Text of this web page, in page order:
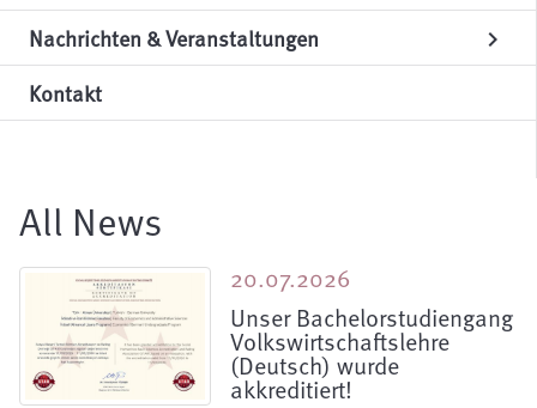
Nachrichten & Veranstaltungen
chevron_right
Kontakt
All News
20.07.2026
Unser Bachelorstudiengang
Volkswirtschaftslehre
(Deutsch) wurde
akkreditiert!